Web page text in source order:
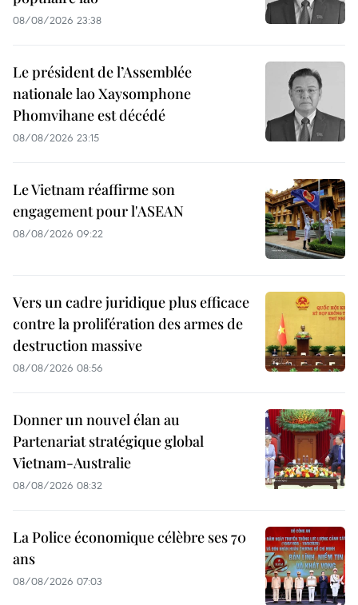
08/08/2026 23:38
Le président de l’Assemblée
nationale lao Xaysomphone
Phomvihane est décédé
08/08/2026 23:15
Le Vietnam réaffirme son
engagement pour l'ASEAN
08/08/2026 09:22
Vers un cadre juridique plus efficace
contre la prolifération des armes de
destruction massive
08/08/2026 08:56
Donner un nouvel élan au
Partenariat stratégique global
Vietnam-Australie
08/08/2026 08:32
La Police économique célèbre ses 70
ans
08/08/2026 07:03